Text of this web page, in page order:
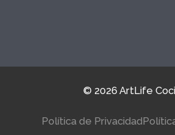
© 2026 ArtLife
Política de Privacidad